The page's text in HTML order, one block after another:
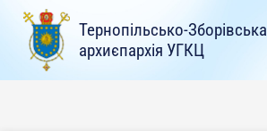
Тернопільсько-Зборівська
архиєпархія УГКЦ